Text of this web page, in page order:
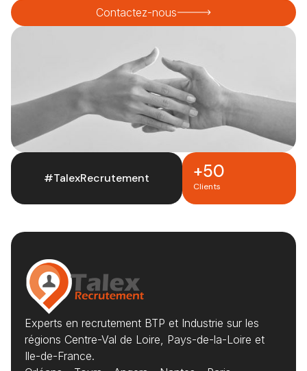
Contactez-nous
#TalexRecrutement +50
Clients
Experts en recrutement BTP et Industrie sur les
régions Centre-Val de Loire, Pays-de-la-Loire et
Ile-de-France.